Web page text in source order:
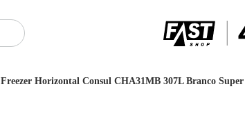
Freezer Horizontal Consul CHA31MB 307L Branco